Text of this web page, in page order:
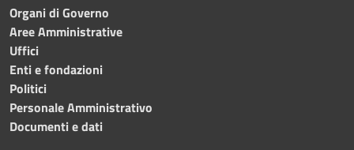
Organi di Governo
Aree Amministrative
Uffici
Enti e fondazioni
Politici
Personale Amministrativo
Documenti e dati